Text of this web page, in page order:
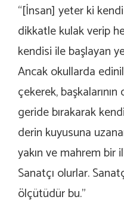
“[İnsan] yeter ki
dikkatle kulak verip
kendisi ile başlayan
Ancak okullarda
çekerek, başkalarının
geride bırakarak
derin kuyusuna
yakın ve mahrem bir
Sanatçı olurlar.
ölçütüdür bu.”